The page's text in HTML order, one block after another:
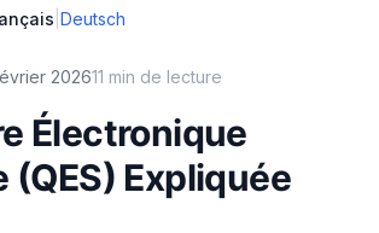
Deutsch
202611 min de lecture
Électronique
(QES) Expliquée